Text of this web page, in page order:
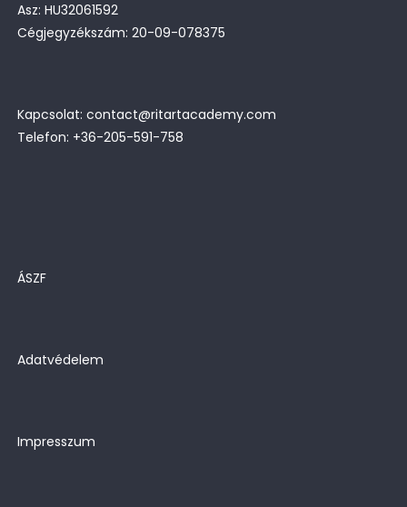
Asz: HU32061592
Cégjegyzékszám: 20-09-078375
Kapcsolat: contact@ritartacademy.com
Telefon: +36-205-591-758
ÁSZF
Adatvédelem
Impresszum